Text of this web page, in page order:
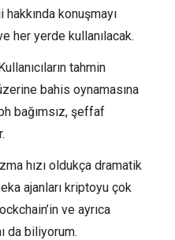
konuşmayı
her yerde kullanılacak.
tahmin
bahis oynamasına
bağımsız, şeffaf
hızı oldukça dramatik
ajanları kriptoyu çok
ve ayrıca
da biliyorum.